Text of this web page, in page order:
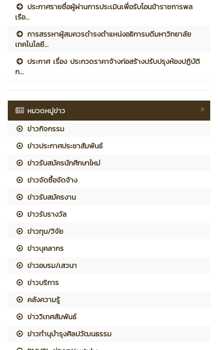
ประกาศรายชื่อผู้ผ่านการประเมินเพื่อรับโอนข้าราชการพล
เรือ...
การสรรหาผู้สมควรดำรงตำแหน่งอธิการบดีมหาวิทยาลัย
เทคโนโลยี...
ประกาศ เรื่อง ประกวดราคาจ้างก่อสร้างปรับปรุงห้องปฏิบัติ
ก...
หมวดหมู่ข่าว
ข่าวกิจกรรม
ข่าวประกาศประชาสัมพันธ์
ข่าวรับสมัครนักศึกษาใหม่
ข่าวจัดซื้อจัดจ้าง
ข่าวรับสมัครงาน
ข่าวรับรางวัล
ข่าวทุน/วิจัย
ข่าวบุคลากร
ข่าวอบรม/เสวนา
ข่าวบริการ
คลังความรู้
ข่าววิเทศสัมพันธ์
ข่าวทำนุบำรุงศิลปวัฒนธรรม